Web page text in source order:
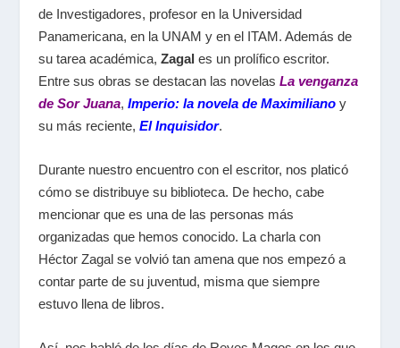
de Investigadores, profesor en la Universidad
Panamericana, en la UNAM y en el ITAM. Además de
su tarea académica, Zagal es un prolífico escritor.
Entre sus obras se destacan las novelas La venganza
de Sor Juana, Imperio: la novela de Maximilianoy
su más reciente, El Inquisidor.
Durante nuestro encuentro con el escritor, nos platicó
cómo se distribuye su biblioteca. De hecho, cabe
mencionar que es una de las personas más
organizadas que hemos conocido. La charla con
Héctor Zagal se volvió tan amena que nos empezó a
contar parte de su juventud, misma que siempre
estuvo llena de libros.